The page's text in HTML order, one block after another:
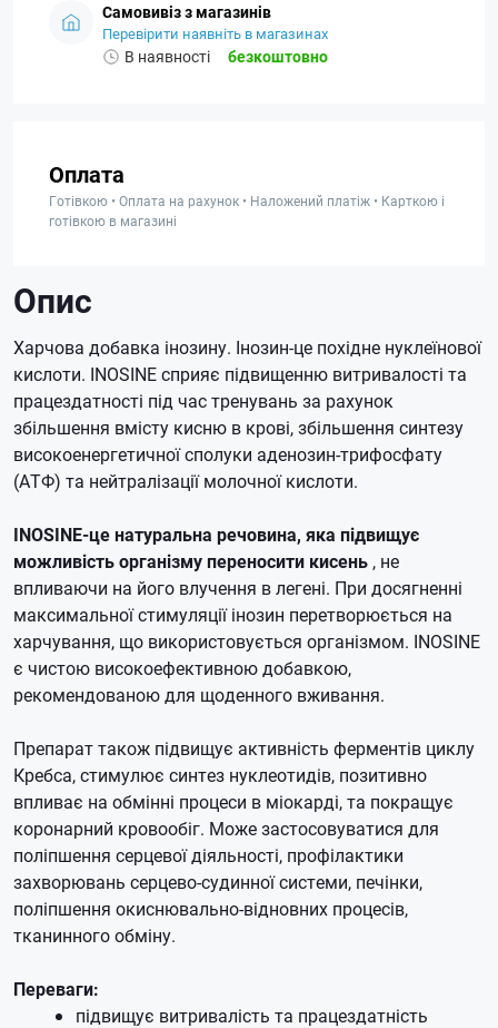
Самовивіз з магазинів
Перевірити наявніть в магазинах
В наявності безкоштовно
Оплата
Готівкою • Оплата на рахунок • Наложений платіж • Карткою і
готівкою в магазині
Опис
Харчова добавка інозину. Інозин-це похідне нуклеїнової
кислоти. INOSINE сприяє підвищенню витривалості та
працездатності під час тренувань за рахунок
збільшення вмісту кисню в крові, збільшення синтезу
високоенергетичної сполуки аденозин-трифосфату
(АТФ) та нейтралізації молочної кислоти.
INOSINE-це натуральна речовина, яка підвищує
можливість організму переносити кисень , не
впливаючи на його влучення в легені. При досягненні
максимальної стимуляції інозин перетворюється на
харчування, що використовується організмом. INOSINE
є чистою високоефективною добавкою,
рекомендованою для щоденного вживання.
Препарат також підвищує активність ферментів циклу
Кребса, стимулює синтез нуклеотидів, позитивно
впливає на обмінні процеси в міокарді, та покращує
коронарний кровообіг. Може застосовуватися для
поліпшення серцевої діяльності, профілактики
захворювань серцево-судинної системи, печінки,
поліпшення окиснювально-відновних процесів,
тканинного обміну.
Переваги:
підвищує витривалість та працездатність